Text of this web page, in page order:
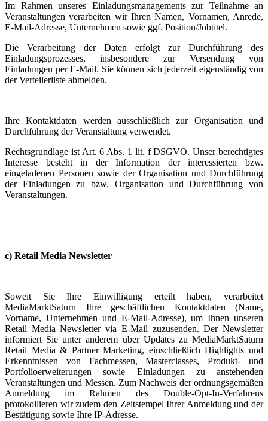
Im Rahmen unseres Einladungsmanagements zur Teilnahme an
Veranstaltungen verarbeiten wir Ihren Namen, Vornamen, Anrede,
E-Mail-Adresse, Unternehmen sowie ggf. Position/Jobtitel.
Die Verarbeitung der Daten erfolgt zur Durchführung des
Einladungsprozesses, insbesondere zur Versendung von
Einladungen per E-Mail. Sie können sich jederzeit eigenständig von
der Verteilerliste abmelden.
Ihre Kontaktdaten werden ausschließlich zur Organisation und
Durchführung der Veranstaltung verwendet.
Rechtsgrundlage ist Art. 6 Abs. 1 lit. f DSGVO. Unser berechtigtes
Interesse besteht in der Information der interessierten bzw.
eingeladenen Personen sowie der Organisation und Durchführung
der Einladungen zu bzw. Organisation und Durchführung von
Veranstaltungen.
c) Retail Media Newsletter
Soweit Sie Ihre Einwilligung erteilt haben, verarbeitet
MediaMarktSaturn Ihre geschäftlichen Kontaktdaten (Name,
Vorname, Unternehmen und E-Mail-Adresse), um Ihnen unseren
Retail Media Newsletter via E-Mail zuzusenden. Der Newsletter
informiert Sie unter anderem über Updates zu MediaMarktSaturn
Retail Media & Partner Marketing, einschließlich Highlights und
Erkenntnissen von Fachmessen, Masterclasses, Produkt- und
Portfolioerweiterungen sowie Einladungen zu anstehenden
Veranstaltungen und Messen. Zum Nachweis der ordnungsgemäßen
Anmeldung im Rahmen des Double-Opt-In-Verfahrens
protokollieren wir zudem den Zeitstempel Ihrer Anmeldung und der
Bestätigung sowie Ihre IP-Adresse.